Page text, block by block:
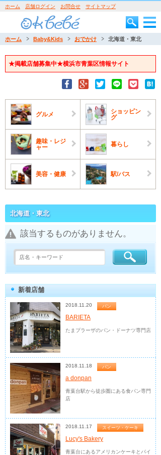
ホーム 店舗ログイン お問合せ サイトマップ
ホーム Baby&Kids おでかけ 北海道・東北
★掲載店舗募集中★横浜市青葉区情報サイト
グルメ
ショッピン
グ
趣味・レジ
ャー
暮らし
美容・健康 駅/バス
北海道・東北
該当するものがありません。
新着店舗
2018.11.20 パン
BARIETA
たまプラーザのパン・ドーナツ専門店
2018.11.18 パン
a donpan
青葉台駅から徒歩圏にある食パン専門
店
2018.11.17 スイーツ・ケーキ
Lucy's Bakery
青葉台にあるアメリカンケーキとパイ